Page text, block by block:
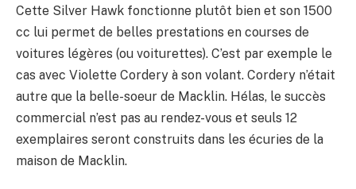
Cette Silver Hawk fonctionne plutôt bien et son 1500
cc lui permet de belles prestations en courses de
voitures légères (ou voiturettes). C’est par exemple le
cas avec Violette Cordery à son volant. Cordery n’était
autre que la belle-soeur de Macklin. Hélas, le succès
commercial n’est pas au rendez-vous et seuls 12
exemplaires seront construits dans les écuries de la
maison de Macklin.